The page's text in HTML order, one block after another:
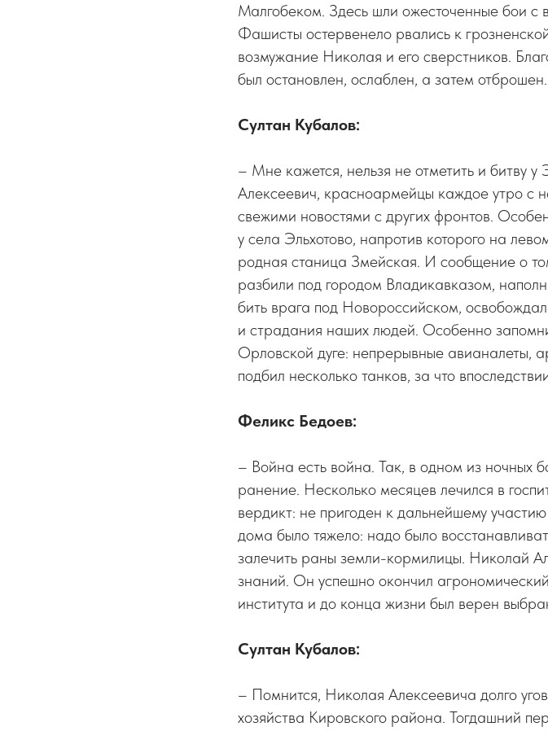
Малгобеком. Здесь шли ожесточенные бои с
Фашисты остервенело рвались к
возмужание Николая и его сверстников.
был остановлен, ослаблен, а затем отброшен.
Султан Кубалов:
– Мне кажется, нельзя не отметить и битву
Алексеевич, красноармейцы каждое утро с
свежими новостями с других фронтов.
у села Эльхотово, напротив которого на
родная станица Змейская. И сообщение о
разбили под городом Владикавказом,
бить врага под Новороссийском,
и страдания наших людей. Особенно
Орловской дуге: непрерывные авианалеты,
подбил несколько танков, за что
Феликс Бедоев:
– Война есть война. Так, в одном из ночных
ранение. Несколько месяцев лечился в
вердикт: не пригоден к дальнейшему
дома было тяжело: надо было
залечить раны земли-кормилицы. Николай
знаний. Он успешно окончил агрономический
института и до конца жизни был верен
Султан Кубалов:
– Помнится, Николая Алексеевича долго
хозяйства Кировского района. Тогдашний